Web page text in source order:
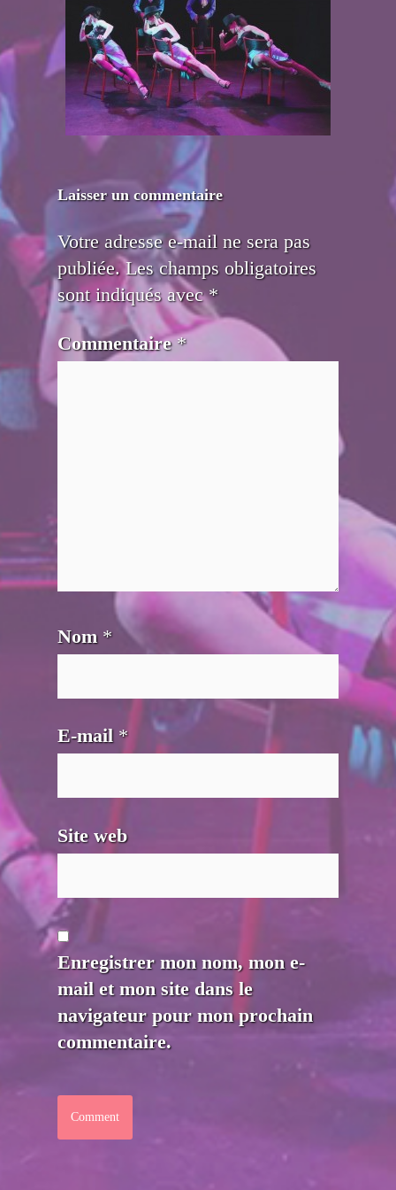
Laisser un commentaire
Votre adresse e-mail ne sera pas
publiée. Les champs obligatoires
sont indiqués avec*
Commentaire*
Nom *
E-mail *
Site web
Enregistrer mon nom, mon e-
mail et mon site dans le
navigateur pour mon prochain
commentaire.